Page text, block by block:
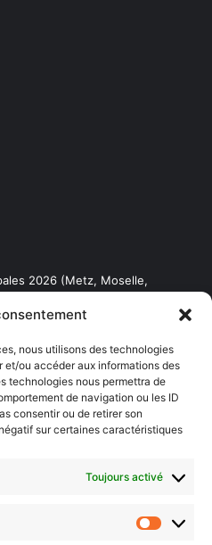
nous utilisons des technologies
ou accéder aux informations des
technologies nous permettra de
de navigation ou les ID
consentir ou de retirer son
sur certaines caractéristiques
Toujours activé
2026 (Metz, Moselle,
soir ou hebdo ?